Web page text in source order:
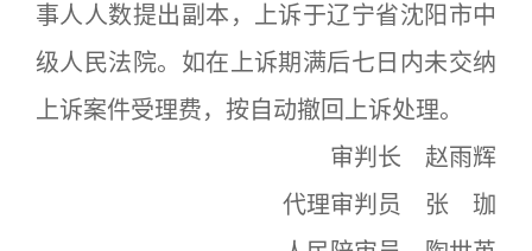
事人人数提出副本，上诉于辽宁省沈阳市中
级人民法院。如在上诉期满后七日内未交纳
上诉案件受理费，按自动撤回上诉处理。
审判长 赵雨辉
代理审判员 张 珈